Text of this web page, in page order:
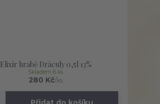
Elixír hrabě Dráculy 0,5l 13%
280 Kč/ks
Skladem 6 ks